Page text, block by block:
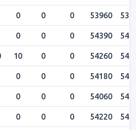
0 0 0 53960
0 0 0 54390
10 0 0 54260
0 0 0 54180
0 0 0 54060
0 0 0 54220